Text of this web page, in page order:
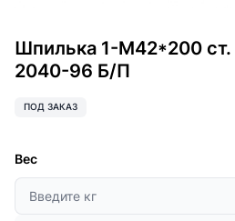
Шпилька 1-М42*200
2040-96 Б/П
ПОД ЗАКАЗ
Вес